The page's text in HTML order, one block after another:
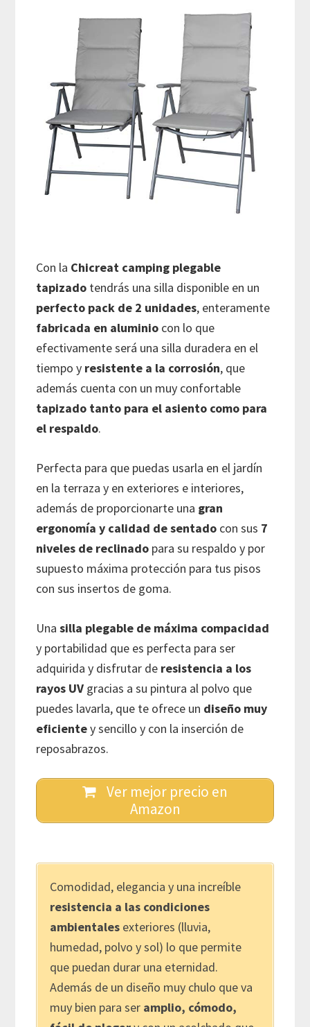
Con la Chicreat camping plegable
tapizado tendrás una silla disponible en un
perfecto pack de 2 unidades, enteramente
fabricada en aluminio con lo que
efectivamente será una silla duradera en el
tiempo y resistente a la corrosión, que
además cuenta con un muy confortable
tapizado tanto para el asiento como para
el respaldo.
Perfecta para que puedas usarla en el jardín
en la terraza y en exteriores e interiores,
además de proporcionarte una gran
ergonomía y calidad de sentado con sus 7
niveles de reclinado para su respaldo y por
supuesto máxima protección para tus pisos
con sus insertos de goma.
Unasilla plegable de máxima compacidad
y portabilidad que es perfecta para ser
adquirida y disfrutar de resistencia a los
rayos UV gracias a su pintura al polvo que
puedes lavarla, que te ofrece un diseño muy
eficientey sencillo y con la inserción de
reposabrazos.
Ver mejor precio en
Amazon
Comodidad, elegancia y una increíble
resistencia a las condiciones
ambientales exteriores (lluvia,
humedad, polvo y sol) lo que permite
que puedan durar una eternidad.
Además de un diseño muy chulo que va
muy bien para ser amplio, cómodo,